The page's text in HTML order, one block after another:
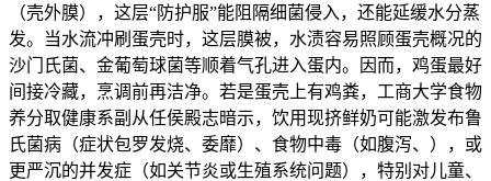
（壳外膜），这层“防护服”能阻隔细菌侵入，还能延缓水分蒸
发。当水流冲刷蛋壳时，这层膜被，水渍容易照顾蛋壳概况的
沙门氏菌、金葡萄球菌等顺着气孔进入蛋内。因而，鸡蛋最好
间接冷藏，烹调前再洁净。若是蛋壳上有鸡粪，工商大学食物
养分取健康系副从任侯殿志暗示，饮用现挤鲜奶可能激发布鲁
氏菌病（症状包罗发烧、委靡）、食物中毒（如腹泻、），或
更严沉的并发症（如关节炎或生殖系统问题），特别对儿童、